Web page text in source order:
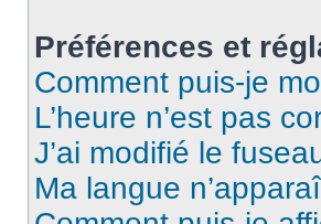
Préférences et
Comment puis-je
L’heure n’est pas
J’ai modifié le
Ma langue